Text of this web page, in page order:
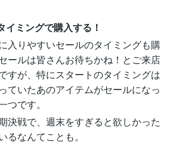
ミングで購入する！
入りやすいセールのタイミングも購
ールは皆さんお待ちかね！とご来店
すが、特にスタートのタイミングは
ていたあのアイテムがセールになっ
つです。
決戦で、週末をすぎると欲しかった
るなんてことも。